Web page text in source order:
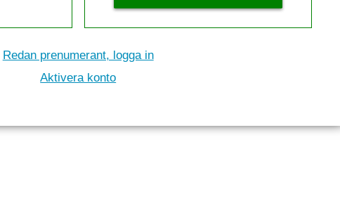
Redan prenumerant, logga in
Aktivera konto